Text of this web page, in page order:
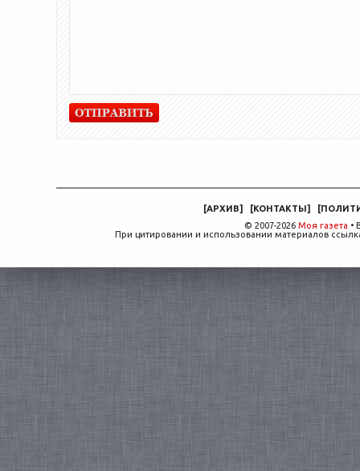
[АРХИВ] [КОНТАКТЫ] [
© 2007-2026 Моя газета •
При цитировании и использовании материалов